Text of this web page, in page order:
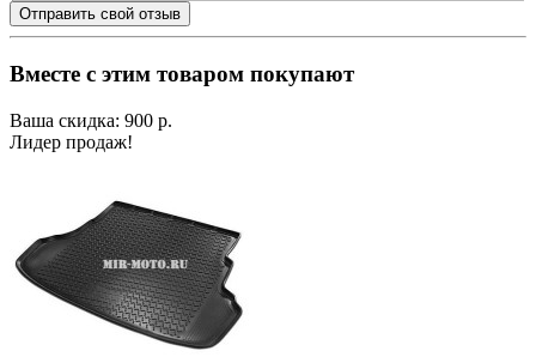
Отправить свой отзыв
Вместе с этим товаром покупают
Ваша скидка: 900 р.
Лидер продаж!